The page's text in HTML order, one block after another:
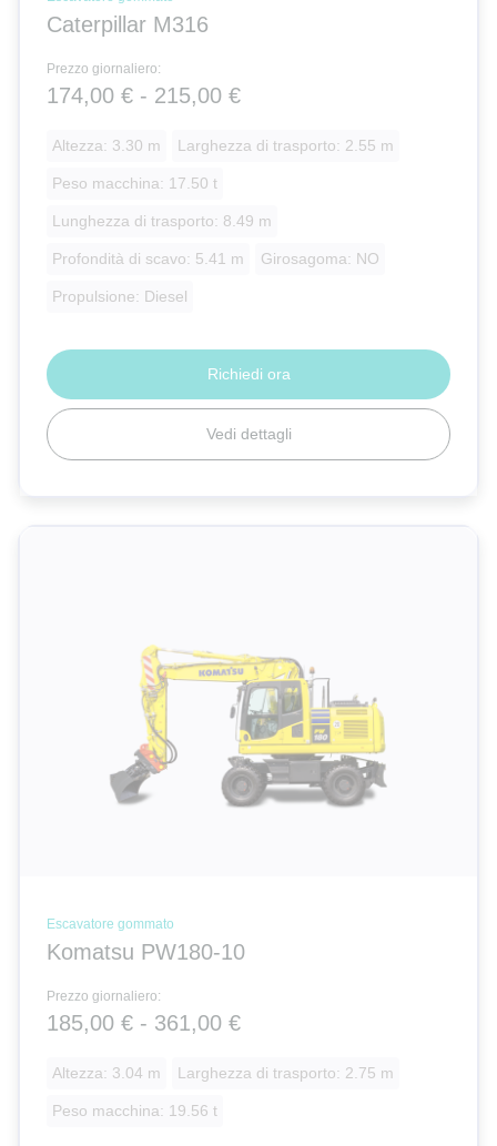
Caterpillar M316
Prezzo giornaliero:
174,00 € - 215,00 €
Altezza: 3.30 m Larghezza di trasporto: 2.55 m
Peso macchina: 17.50 t
Lunghezza di trasporto: 8.49 m
Profondità di scavo: 5.41 m Girosagoma: NO
Propulsione: Diesel
Vedi dettagli
Richiedi ora
Escavatore gommato
Komatsu PW180-10
Prezzo giornaliero:
185,00 € - 361,00 €
Altezza: 3.04 m Larghezza di trasporto: 2.75 m
Peso macchina: 19.56 t